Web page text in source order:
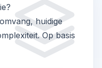
huidige
Op basis